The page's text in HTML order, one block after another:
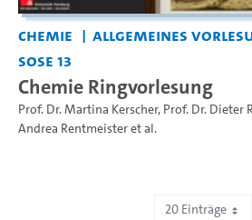
Chemie
Allgemeines
SoSe 13
Chemie Ringvorlesung
Prof. Dr. Martina Kerscher, Prof. Dr. Dieter
Andrea Rentmeisteret al.
20 Einträge